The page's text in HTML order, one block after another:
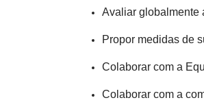
Avaliar globalmente
Propor medidas de
Colaborar com a
Colaborar com a